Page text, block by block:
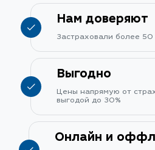
Нам доверяют
Застраховали более
Выгодно
Цены напрямую от
выгодой до 30%
Онлайн и